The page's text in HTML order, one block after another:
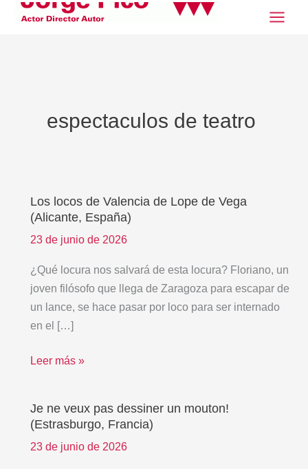
espectaculos de teatro
Los locos de Valencia de Lope de Vega
(Alicante, España)
23 de junio de 2026
¿Qué locura nos salvará de esta locura? Floriano, un
joven filósofo que llega de Zaragoza para escapar de
un lance, se hace pasar por loco para ser internado
en el […]
Los
locos
de
de
Lope
de
Vega
Leer más »
Je ne veux pas dessiner un mouton!
(Estrasburgo, Francia)
23 de junio de 2026
Je
ne
veux